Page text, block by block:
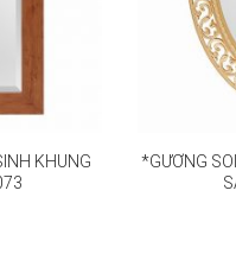
KHUNG
*GƯƠNG